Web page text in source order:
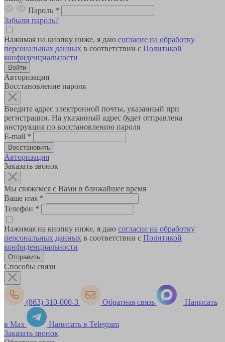
Пароль *
Забыли пароль?
Нажимая на кнопку ниже, я даю согласие на обработку
персональных данных в соответствии с Политикой
конфиденциальности
Авторизация
Восстановление пароля
Введите адрес электронной почты, указанный при
регистрации. На указанный адрес будет отправлена
инструкция по восстановлению пароля
E-mail *
Авторизация
Заказать звонок
Мы свяжемся с Вами в ближайшее время
Ваше имя *
Телефон *
Нажимая на кнопку ниже, я даю согласие на обработку
персональных данных в соответствии с Политикой
конфиденциальности
Способы связи
(863) 310-000-3 Обратная связь Написать
в Max
Написать в Telegram
Заказать звонок